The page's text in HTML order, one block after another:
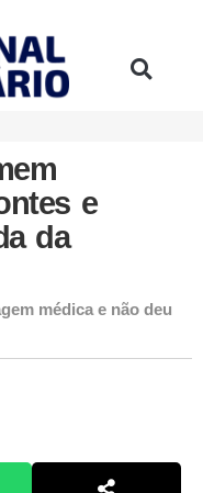
e
da
médica e não deu